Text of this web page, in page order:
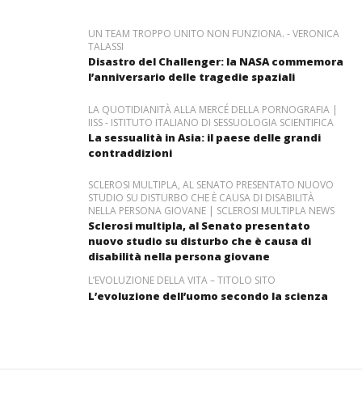
UN TEAM TROPPO UNITO NON FUNZIONA. - VERONICA
TALASSI
Disastro del Challenger: la NASA commemora
l’anniversario delle tragedie spaziali
LA QUOTIDIANITÀ ALLA MERCÉ DELLA PORNOGRAFIA |
IISS - ISTITUTO ITALIANO DI SESSUOLOGIA SCIENTIFICA
La sessualità in Asia: il paese delle grandi
contraddizioni
SCLEROSI MULTIPLA, AL SENATO PRESENTATO NUOVO
STUDIO SU DISTURBO CHE È CAUSA DI DISABILITÀ
NELLA PERSONA GIOVANE | SCLEROSI MULTIPLA NEWS
Sclerosi multipla, al Senato presentato
nuovo studio su disturbo che è causa di
disabilità nella persona giovane
L’EVOLUZIONE DELLA VITA – TITOLO SITO
L’evoluzione dell’uomo secondo la scienza